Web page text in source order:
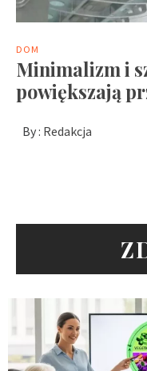
DOM
Minimalizm i
powiększają
By : Redakcja